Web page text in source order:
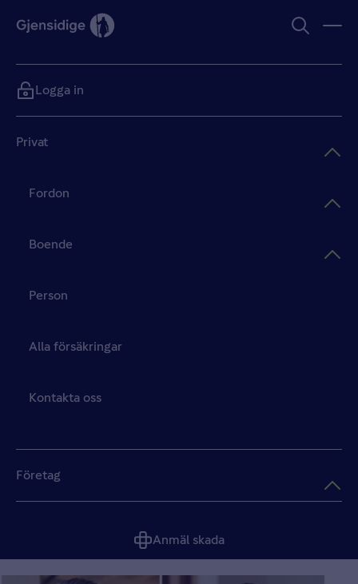
Privat
Fordon
Boende
Person
Alla försäkringar
Kontakta oss
Företag
Anmäl skada
Logga in